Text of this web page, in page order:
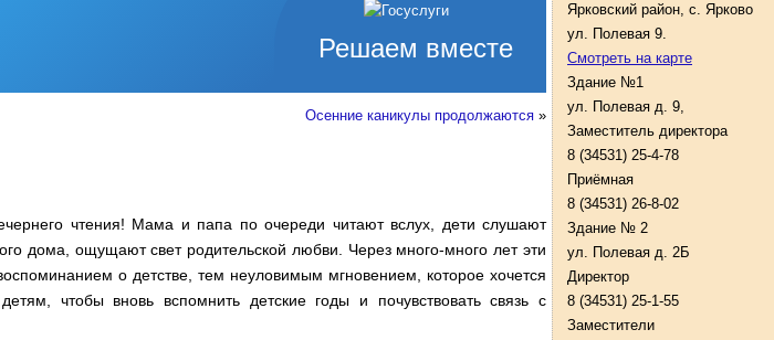
Решаем вместе
Осенние каникулы продолжаются »
чтения! Мама и папа по очереди читают вслух, дети слушают
дома, ощущают свет родительской любви. Через много-много лет эти
о детстве, тем неуловимым мгновением, которое хочется
чтобы вновь вспомнить детские годы и почувствовать связь с
Ярковский район, с. Ярково
ул. Полевая 9.
Смотреть на карте
Здание №1
ул. Полевая д. 9,
Заместитель директора
8 (34531) 25-4-78
Приёмная
8 (34531) 26-8-02
Здание № 2
ул. Полевая д. 2Б
Директор
8 (34531) 25-1-55
Заместители